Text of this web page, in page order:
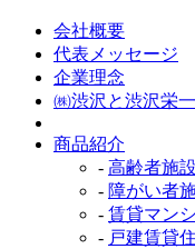
会社概要
代表メッセージ
企業理念
㈱渋沢と渋沢栄一
商品紹介
- 高齢者施設
- 障がい者
- 賃貸マン
- 戸建賃貸